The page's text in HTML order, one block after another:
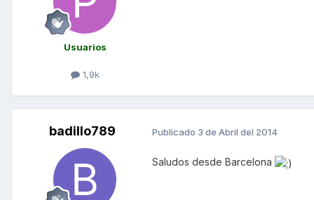
Usuarios
1,9k
badillo789 Publicado 3 de Abril del 2014
Saludos desde Barcelona